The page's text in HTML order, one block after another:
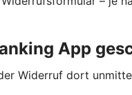
App
Widerruf dort